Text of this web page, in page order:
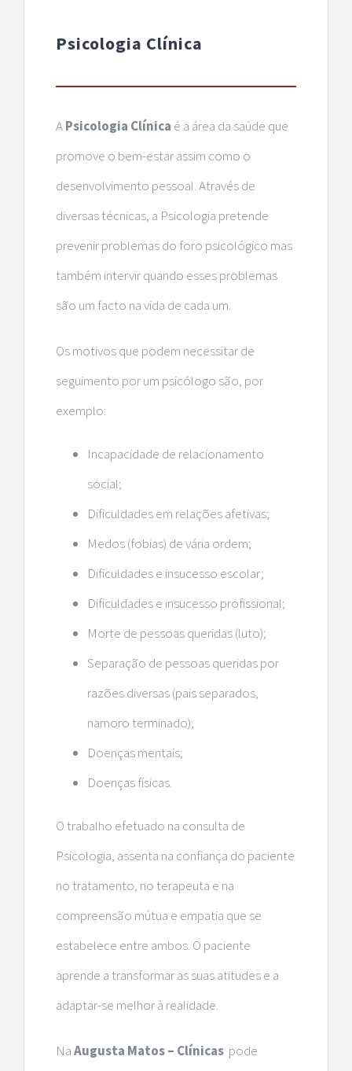
Psicologia Clínica
APsicologia Clínica é a área da saúde que
promove o bem-estar assim como o
desenvolvimento pessoal. Através de
diversas técnicas, a Psicologia pretende
prevenir problemas do foro psicológico mas
também intervir quando esses problemas
são um facto na vida de cada um.
Os motivos que podem necessitar de
seguimento por um psicólogo são, por
exemplo:
Incapacidade de relacionamento
social;
Dificuldades em relações afetivas;
Medos (fobias) de vária ordem;
Dificuldades e insucesso escolar;
Dificuldades e insucesso profissional;
Morte de pessoas queridas (luto);
Separação de pessoas queridas por
razões diversas (pais separados,
namoro terminado);
Doenças mentais;
Doenças físicas.
O trabalho efetuado na consulta de
Psicologia, assenta na confiança do paciente
no tratamento, no terapeuta e na
compreensão mútua e empatia que se
estabelece entre ambos. O paciente
aprende a transformar as suas atitudes e a
adaptar-se melhor à realidade.
NaAugusta Matos – Clínicas pode